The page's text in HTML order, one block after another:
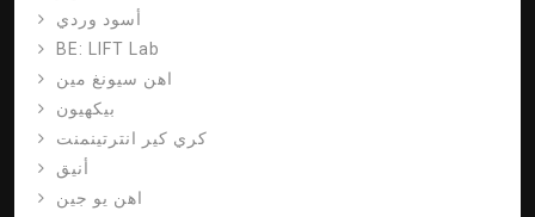
أسود وردي
BE: LIFT Lab
اهن سيونغ مين
بيكهيون
كري كير انترتينمنت
أنيق
اهن يو جين